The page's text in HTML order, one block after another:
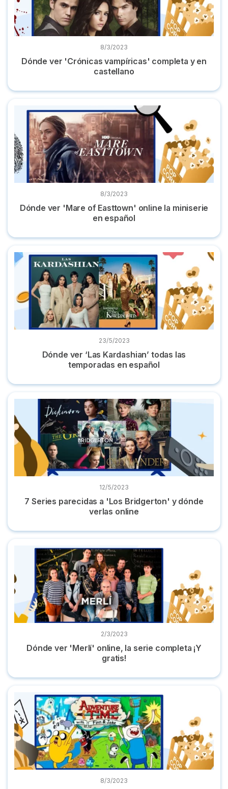
8/3/2023
Dónde ver 'Crónicas vampíricas' completa y en
castellano
Dónde ver 'Mare of Easttown' online la miniserie en español
8/3/2023
Dónde ver 'Mare of Easttown' online la miniserie
en español
Dónde ver ‘Las Kardashian’ todas las temporadas en
23/5/2023
Dónde ver ‘Las Kardashian’ todas las
temporadas en español
7 Series parecidas a 'Los Bridgerton' y dónde verlas online
12/5/2023
7 Series parecidas a 'Los Bridgerton' y dónde
verlas online
Dónde ver 'Merlí' online, la serie completa ¡Y gratis!
2/3/2023
Dónde ver 'Merlí' online, la serie completa ¡Y
gratis!
Dónde ver 'Hora de aventuras' en castellano serie completa
8/3/2023